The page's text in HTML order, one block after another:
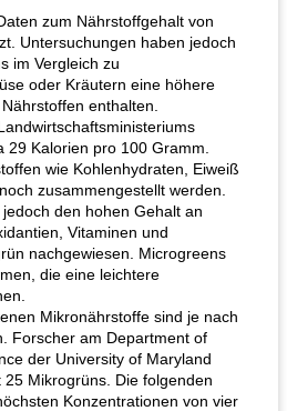
zum Nährstoffgehalt von
Untersuchungen haben jedoch
im Vergleich zu
oder Kräutern eine höhere
enthalten.
Kalorien pro 100 Gramm.
wie Kohlenhydraten, Eiweiß
zusammengestellt werden.
den hohen Gehalt an
Vitaminen und
nachgewiesen. Microgreens
die eine leichtere
Mikronährstoffe sind je nach
Forscher am Department of
der University of Maryland
Mikrogrüns. Die folgenden
Konzentrationen von vier